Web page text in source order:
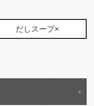
だしスープ×